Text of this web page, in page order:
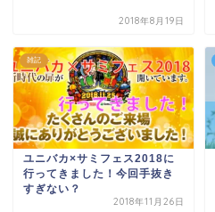
2018年8月19日
雑記
ユニバカ×サミフェス2018に
行ってきました！今回手抜き
すぎない？
2018年11月26日